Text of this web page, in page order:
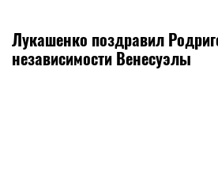
Лукашенко поздравил
независимости Венесуэлы